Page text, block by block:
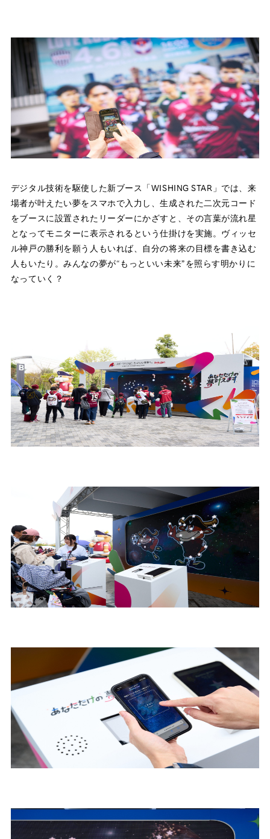
デジタル技術を駆使した新ブース「WISHING STAR」では、来
場者が叶えたい夢をスマホで入力し、生成された二次元コード
をブースに設置されたリーダーにかざすと、その言葉が流れ星
となってモニターに表示されるという仕掛けを実施。ヴィッセ
ル神戸の勝利を願う人もいれば、自分の将来の目標を書き込む
人もいたり。みんなの夢が“もっといい未来”を照らす明かりに
なっていく？